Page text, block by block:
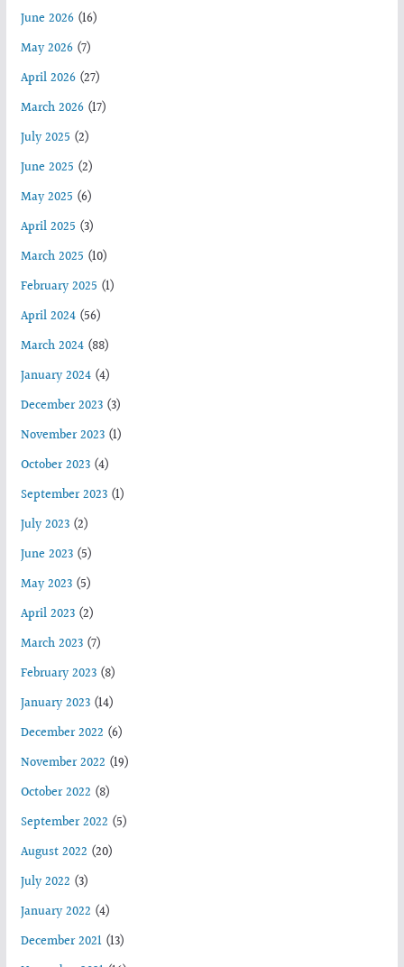
June 2026(16)
May 2026(7)
April 2026(27)
March 2026(17)
July 2025 (2)
June 2025 (2)
May 2025 (6)
April 2025 (3)
March 2025 (10)
February 2025 (1)
April 2024(56)
March 2024(88)
January 2024(4)
December 2023(3)
November 2023(1)
October 2023(4)
September 2023(1)
July 2023(2)
June 2023(5)
May 2023(5)
April 2023(2)
March 2023(7)
February 2023(8)
January 2023(14)
December 2022 (6)
November 2022 (19)
October 2022 (8)
September 2022 (5)
August 2022 (20)
July 2022 (3)
January 2022 (4)
December 2021(13)